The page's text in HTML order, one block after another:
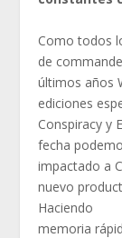
Como todos
de
últimos años
ediciones
Conspiracy y
fecha
impactado a
nuevo
Haciendo
memoria